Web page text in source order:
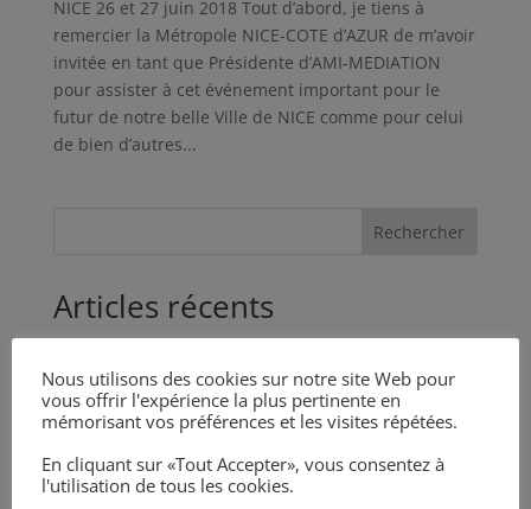
NICE 26 et 27 juin 2018 Tout d’abord, je tiens à
remercier la Métropole NICE-COTE d’AZUR de m’avoir
invitée en tant que Présidente d’AMI-MEDIATION
pour assister à cet événement important pour le
futur de notre belle Ville de NICE comme pour celui
de bien d’autres...
Rechercher
Articles récents
de la médiation et des MARC en général
Nouvel article dans la Revue des Médiations n° 5
Décret du 11 mai 2023 sur la tentative préalable
Nous utilisons des cookies sur notre site Web pour
vous offrir l'expérience la plus pertinente en
mémorisant vos préférences et les visites répétées.
En cliquant sur «Tout Accepter», vous consentez à
l'utilisation de tous les cookies.